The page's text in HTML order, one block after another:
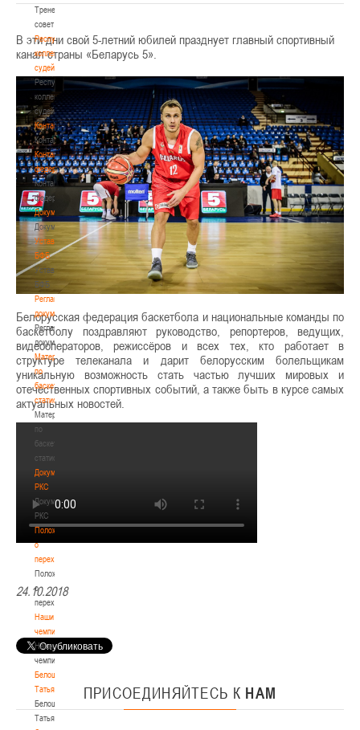
Тренерский
совет
Республиканская
коллегия
судей
Республиканская
коллегия
судей
Контакты
Контакты
Контакты
федерации
Контакты
федерации
Документы
Документы
Устав
БФБ
Устав
БФБ
Регламентирующие
документы
Регламентирующие
документы
Материалы
по
баскетбольной
статистике
Материалы
по
баскетбольной
статистике
Документы
РКС
Документы
РКС
Положение
о
переходах
Положение
о
переходах
Наши
чемпионы
Наши
чемпионы
Белошапко
Татьяна
Белошапко
Татьяна
В эти дни свой 5-летний юбилей празднует главный спортивный
канал страны «Беларусь 5».
Белорусская федерация баскетбола и национальные команды по
баскетболу поздравляют руководство, репортеров, ведущих,
видеооператоров, режиссёров и всех тех, кто работает в
структуре телеканала и дарит белорусским болельщикам
уникальную возможность стать частью лучших мировых и
отечественных спортивных событий, а также быть в курсе самых
актуальных новостей.
24.10.2018
ПРИСОЕДИНЯЙТЕСЬ К НАМ